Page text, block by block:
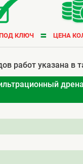
КЛЮЧ = ЦЕНА
работ указана в